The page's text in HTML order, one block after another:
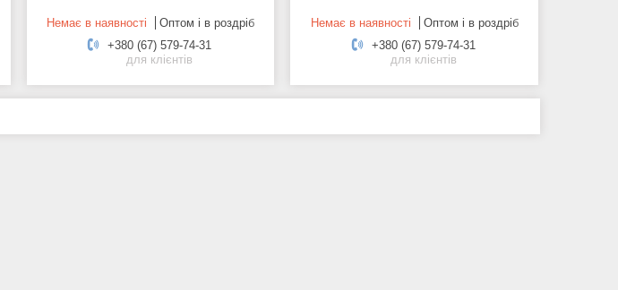
Немає в наявності
Оптом і в роздріб
+380 (67) 579-74-31
для клієнтів
Немає в наявності
Оптом і в роздріб
+380 (67) 579-74-31
для клієнтів